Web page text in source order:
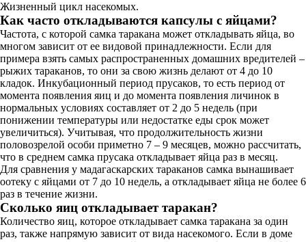
Жизненный цикл насекомых.
Как часто откладываются капсулы с яйцами?
Частота, с которой самка таракана может откладывать яйца, во
многом зависит от ее видовой принадлежности. Если для
примера взять самых распространенных домашних вредителей –
рыжих тараканов, то они за свою жизнь делают от 4 до 10
кладок. Инкубационный период прусаков, то есть период от
момента появления яиц и до момента появления личинок в
нормальных условиях составляет от 2 до 5 недель (при
понижении температуры или недостатке еды срок может
увеличиться). Учитывая, что продолжительность жизни
половозрелой особи приметно 7 – 9 месяцев, можно рассчитать,
что в среднем самка прусака откладывает яйца раз в месяц.
Для сравнения у мадагаскарских тараканов самка вынашивает
оотеку с яйцами от 7 до 10 недель, а откладывает яйца не более 6
раз в течение жизни.
Сколько яиц откладывает таракан?
Количество яиц, которое откладывает самка таракана за один
раз, также напрямую зависит от вида насекомого. Если в доме